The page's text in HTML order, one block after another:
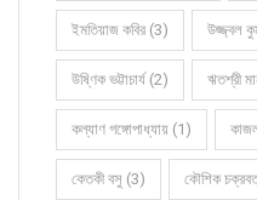
ইমতিয়াজ কবির (3) উজ্জ্বল
উষ্ণিক ভট্টাচার্য (2) ঋতশ্রী
কল্যাণ গঙ্গোপাধ্যায় (1)
কেতকী বসু (3) কৌশিক